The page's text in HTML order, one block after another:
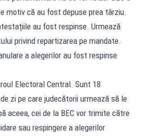
motiv că au fost depuse prea târziu.
au fost respinse. Urmează
privind repartizarea pe mandate.
a alegerilor au fost respinse
Electoral Central. Sunt 18
zi pe care judecătorii urmează să le
aceea, cei de la BEC vor trimite către
sau respingere a alegerilor